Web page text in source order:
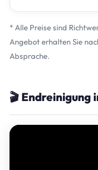
* Alle Preise sind
Angebot erhalten Sie
Absprache.
🎬 Endreinigung